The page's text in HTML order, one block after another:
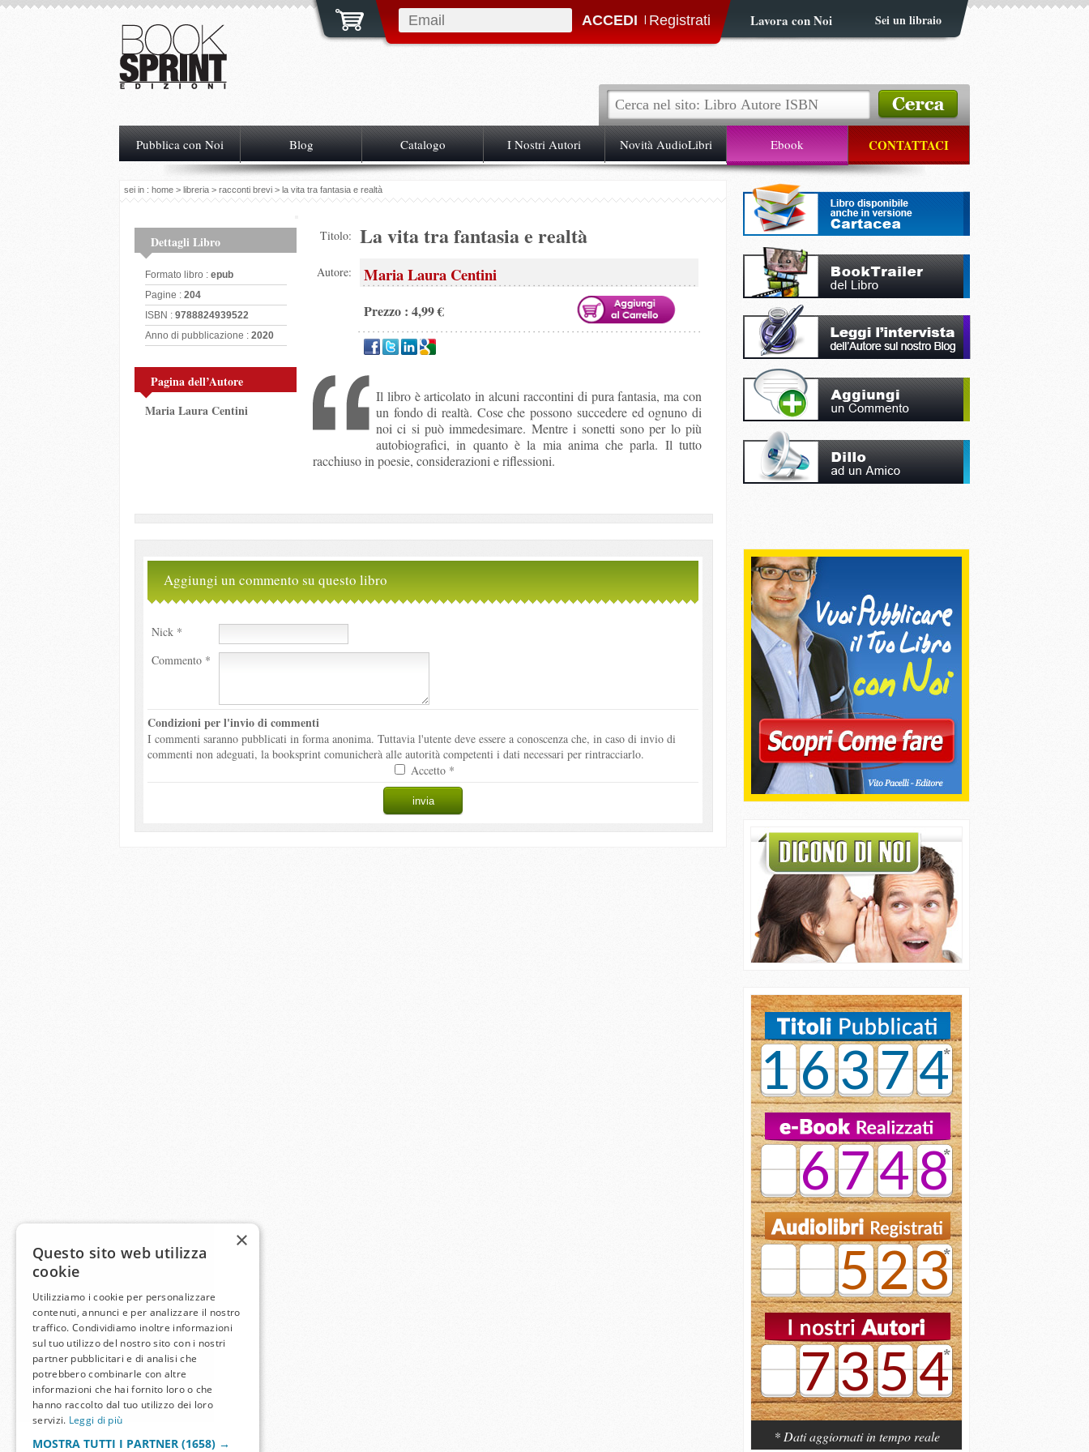
| Lavora con Noi Sei un libraio
Pubblica con Noi Blog Catalogo I Nostri Autori Novità AudioLibri Ebook CONTATTACI
sei in : home > libreria > racconti brevi > la vita tra fantasia e realtà
Dettagli Libro
Formato libro : epub
Pagine : 204
ISBN : 9788824939522
Anno di pubblicazione : 2020
Pagina dell’Autore
Maria Laura Centini
Titolo: La vita tra fantasia e realtà
Autore: Maria Laura Centini
Prezzo : 4,99 €
Il libro è articolato in alcuni raccontini di pura fantasia, ma con
un fondo di realtà. Cose che possono succedere ed ognuno di
noi ci si può immedesimare. Mentre i sonetti sono per lo più
autobiografici, in quanto è la mia anima che parla. Il tutto
racchiuso in poesie, considerazioni e riflessioni.
Aggiungi un commento su questo libro
Nick *
Commento *
Condizioni per l'invio di commenti
I commenti saranno pubblicati in forma anonima. Tuttavia l'utente deve essere a conoscenza che, in caso di invio di
commenti non adeguati, la booksprint comunicherà alle autorità competenti i dati necessari per rintracciarlo.
Accetto *
16374
6748
523
7354
* Dati aggiornati in tempo reale
×
Questo sito web utilizza
cookie
Utilizziamo i cookie per personalizzare
contenuti, annunci e per analizzare il nostro
traffico. Condividiamo inoltre informazioni
sul tuo utilizzo del nostro sito con i nostri
partner pubblicitari e di analisi che
potrebbero combinarle con altre
informazioni che hai fornito loro o che
hanno raccolto dal tuo utilizzo dei loro
servizi. Leggi di più
MOSTRA TUTTI I PARTNER (1658) →